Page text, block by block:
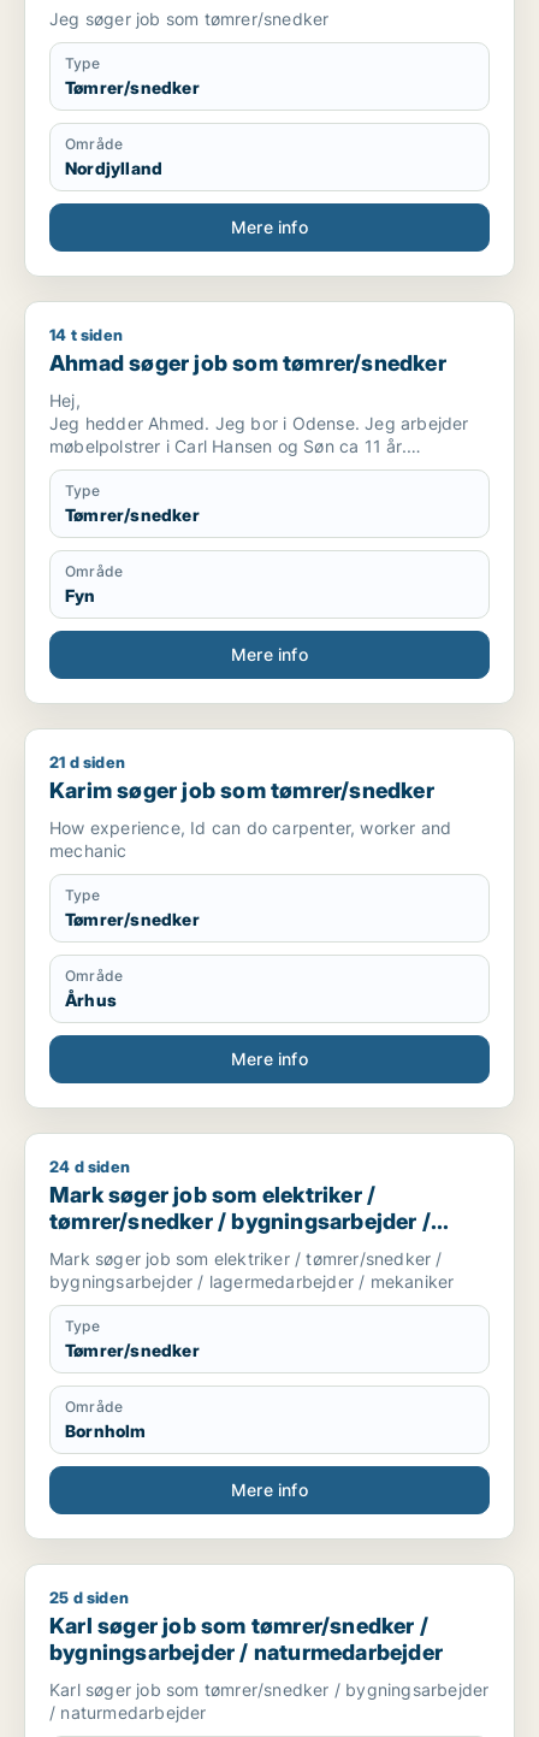
Jeg søger job som tømrer/snedker
Type
Tømrer/snedker
Område
Nordjylland
Mere info
Ahmad søger job som tømrer/snedker
14 t siden
Ahmad søger job som tømrer/snedker
Hej,
Jeg hedder Ahmed. Jeg bor i Odense. Jeg arbejder
møbelpolstrer i Carl Hansen og Søn ca 11 år.
Jeg søger arbejde
Jeg er meget fleksibel, og jeg kan godt lide at lære
nye ting eller arbejde, fordi jeg elsker at arbejde med
design møbler.
Type
Tømrer/snedker
Område
Fyn
Mere info
Karim søger job som tømrer/snedker
21 d siden
Karim søger job som tømrer/snedker
How experience, Id can do carpenter, worker and
mechanic
Type
Tømrer/snedker
Område
Århus
Mere info
Mark søger job som elektriker / tømrer/snedker /
24 d siden
Mark søger job som elektriker /
tømrer/snedker / bygningsarbejder /
lagermedarbejder / mekaniker
Mark søger job som elektriker / tømrer/snedker /
bygningsarbejder / lagermedarbejder / mekaniker
Type
Tømrer/snedker
Område
Bornholm
Mere info
Karl søger job som tømrer/snedker / bygningsarbejder /
25 d siden
Karl søger job som tømrer/snedker /
bygningsarbejder / naturmedarbejder
Karl søger job som tømrer/snedker / bygningsarbejder
/ naturmedarbejder